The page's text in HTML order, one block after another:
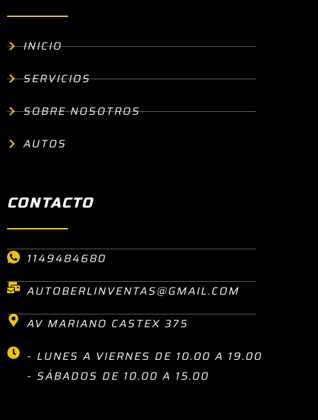
INICIO
SERVICIOS
SOBRE NOSOTROS
AUTOS
CONTACTO
1149484680
AUTOBERLINVENTAS@GMAIL.COM
AV MARIANO CASTEX 375
- LUNES A VIERNES DE 10.00 A 19.00
- SÁBADOS DE 10.00 A 15.00